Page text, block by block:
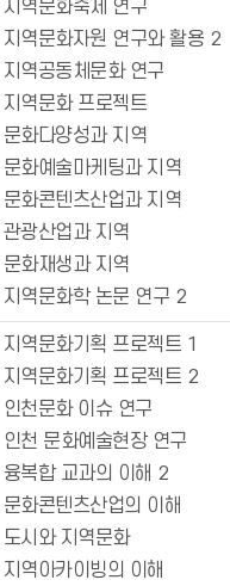
역문화축제 연구
역문화자원 연구와 활용 2
역공동체문화 연구
역문화 프로젝트
화다양성과 지역
화예술마케팅과 지역
화콘텐츠산업과 지역
광산업과 지역
화재생과 지역
역문화학 논문 연구 2
역문화기획 프로젝트 1
역문화기획 프로젝트 2
천문화 이슈 연구
천 문화예술현장 연구
복합 교과의 이해 2
화콘텐츠산업의 이해
시와 지역문화
역아카이빙의 이해